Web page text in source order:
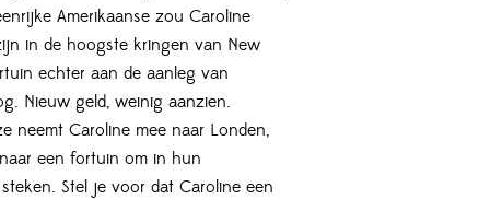
Amerikaanse zou Caroline
in de hoogste kringen van New
echter aan de aanleg van
Nieuw geld, weinig aanzien.
neemt Caroline mee naar Londen,
een fortuin om in hun
Stel je voor dat Caroline een